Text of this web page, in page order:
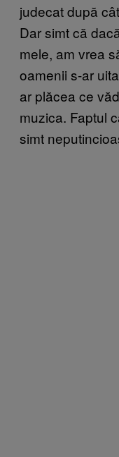
judecat după
Dar simt că
mele, am vrea
oamenii s-ar
ar plăcea ce
muzica. Faptul
simt